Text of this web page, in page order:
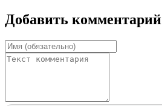
Добавить комментарий